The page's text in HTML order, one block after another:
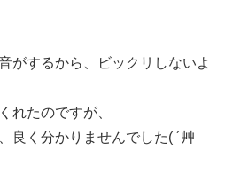
がするから、ビックリしないよ
れたのですが、
良く分かりませんでした( ´艸